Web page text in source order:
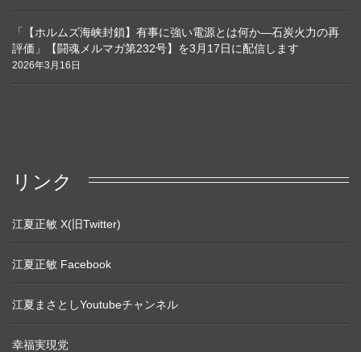
「【ホルムズ海峡封鎖】有事に強い電源とは何か―石炭火力の再
評価」【闘魂メルマガ第232号】を3月17日に配信します
2026年3月16日
リンク
江夏正敏 X(旧Twitter)
江夏正敏 Facebook
江夏まさとしYoutubeチャンネル
幸福実現党